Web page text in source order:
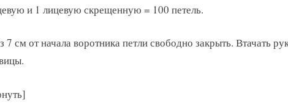
и 1 лицевую скрещенную = 100 петель.
7 см от начала воротника петли свободно закрыть. Втачать